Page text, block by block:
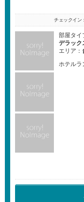
チェックイン：
部屋タイ
デラック
エリア：
ホテルラ